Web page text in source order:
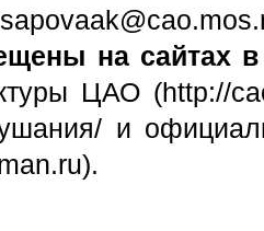
на сайтах
ЦАО (http://
и